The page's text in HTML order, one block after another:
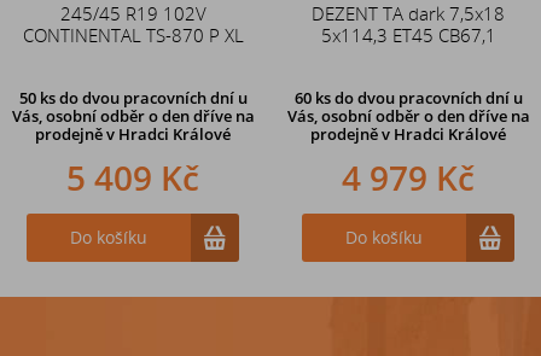
245/45 R19 102V
CONTINENTAL TS-870 P XL
50 ks do dvou pracovních dní u
Vás, osobní odběr o den dřívena
prodejně v Hradci Králové
5 409 Kč
Do košíku
DEZENT TA dark 7,5x18
5x114,3 ET45 CB67,1
60 ks do dvou pracovních dní u
Vás, osobní odběr o den dřívena
prodejně v Hradci Králové
4 979 Kč
Do košíku
Duše 12x4 (4.00-4) kovový
zahnutý ventil TR87
242 Kč
Do košíku